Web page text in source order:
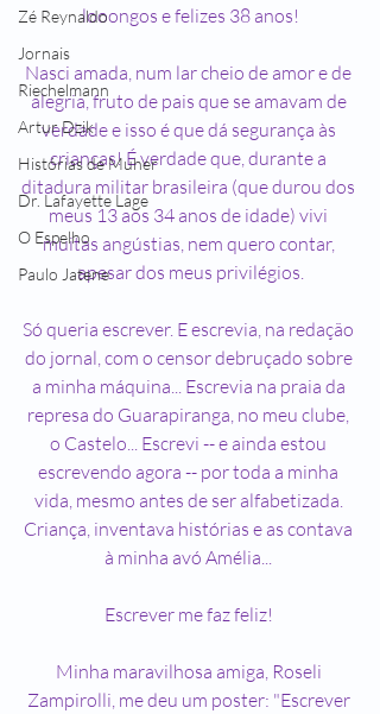
Zé Reynaldo
Jornais
Riechelmann
Artur Dzik
Histórias de Muher
Dr. Lafayette Lage
O Espelho
Paulo Jatene
looongos e felizes 38 anos!
Nasci amada, num lar cheio de amor e de
alegria, fruto de pais que se amavam de
verdade e isso é que dá segurança às
crianças! É verdade que, durante a
ditadura militar brasileira (que durou dos
meus 13 aos 34 anos de idade) vivi
muitas angústias, nem quero contar,
apesar dos meus privilégios.
Só queria escrever. E escrevia, na redação
do jornal, com o censor debruçado sobre
a minha máquina... Escrevia na praia da
represa do Guarapiranga, no meu clube,
o Castelo... Escrevi -- e ainda estou
escrevendo agora -- por toda a minha
vida, mesmo antes de ser alfabetizada.
Criança, inventava histórias e as contava
à minha avó Amélia...
Escrever me faz feliz!
Minha maravilhosa amiga, Roseli
Zampirolli, me deu um poster: "Escrever